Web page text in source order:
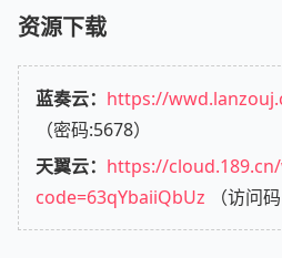
资源下载
蓝奏云： https://
（密码:5678）
天翼云： https://
code=63qYbaiiQbUz （访问